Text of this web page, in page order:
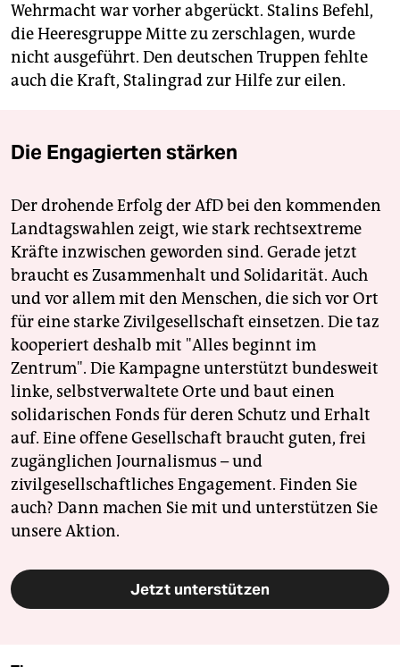
Wehrmacht war vorher abgerückt. Stalins Befehl,
die Heeresgruppe Mitte zu zerschlagen, wurde
nicht ausgeführt. Den deutschen Truppen fehlte
auch die Kraft, Stalingrad zur Hilfe zur eilen.
Die Engagierten stärken
Der drohende Erfolg der AfD bei den kommenden
Landtagswahlen zeigt, wie stark rechtsextreme
Kräfte inzwischen geworden sind. Gerade jetzt
braucht es Zusammenhalt und Solidarität. Auch
und vor allem mit den Menschen, die sich vor Ort
für eine starke Zivilgesellschaft einsetzen. Die taz
kooperiert deshalb mit "Alles beginnt im
Zentrum". Die Kampagne unterstützt bundesweit
linke, selbstverwaltete Orte und baut einen
solidarischen Fonds für deren Schutz und Erhalt
auf. Eine offene Gesellschaft braucht guten, frei
zugänglichen Journalismus – und
zivilgesellschaftliches Engagement. Finden Sie
auch? Dann machen Sie mit und unterstützen Sie
unsere Aktion.
Jetzt unterstützen